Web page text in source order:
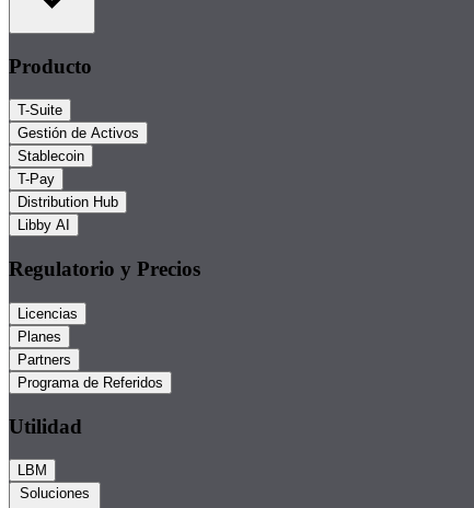
Producto
T-Suite
Gestión de Activos
Stablecoin
T-Pay
Distribution Hub
Libby AI
Regulatorio y Precios
Licencias
Planes
Partners
Programa de Referidos
Utilidad
LBM
Soluciones